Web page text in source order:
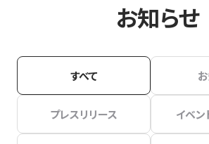
お知らせ
すべて
プレスリリース イベン